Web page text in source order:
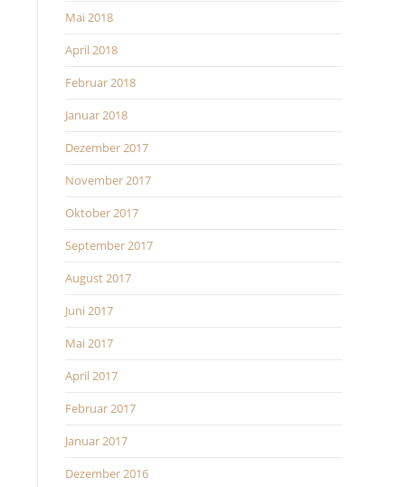
Mai 2018
April 2018
Februar 2018
Januar 2018
Dezember 2017
November 2017
Oktober 2017
September 2017
August 2017
Juni 2017
Mai 2017
April 2017
Februar 2017
Januar 2017
Dezember 2016